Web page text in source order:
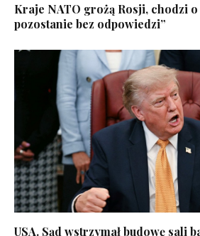
Kraje NATO grożą Rosji, chodzi o
pozostanie bez odpowiedzi”
USA. Sąd wstrzymał budowę sali